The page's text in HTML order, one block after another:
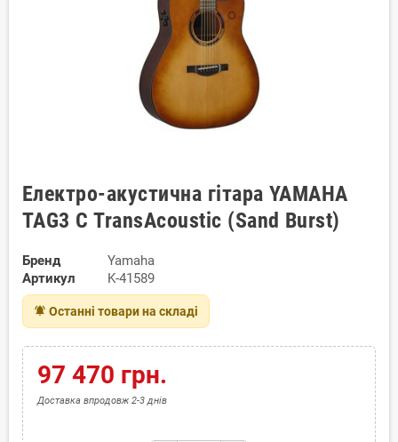
Електро-акустична гітара YAMAHA
TAG3 C TransAcoustic (Sand Burst)
Бренд
Yamaha
Артикул
K-41589
notifications_active Останні товари на складі
97 470 грн.
Доставка впродовж 2-3 днів